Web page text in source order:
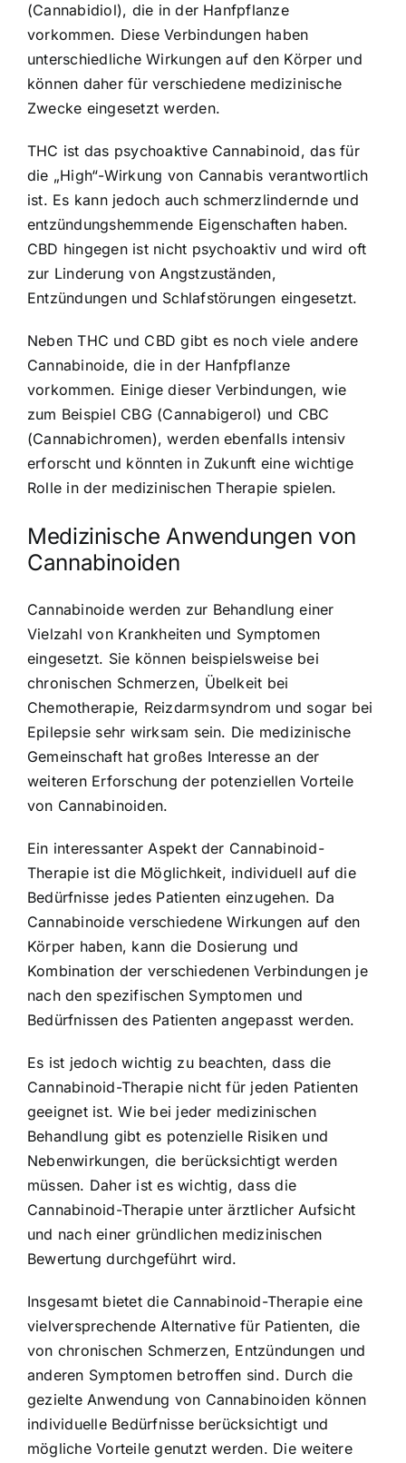
(Cannabidiol), die in der Hanfpflanze
vorkommen. Diese Verbindungen haben
unterschiedliche Wirkungen auf den Körper und
können daher für verschiedene medizinische
Zwecke eingesetzt werden.
THC ist das psychoaktive Cannabinoid, das für
die „High“-Wirkung von Cannabis verantwortlich
ist. Es kann jedoch auch schmerzlindernde und
entzündungshemmende Eigenschaften haben.
CBD hingegen ist nicht psychoaktiv und wird oft
zur Linderung von Angstzuständen,
Entzündungen und Schlafstörungen eingesetzt.
Neben THC und CBD gibt es noch viele andere
Cannabinoide, die in der Hanfpflanze
vorkommen. Einige dieser Verbindungen, wie
zum Beispiel CBG (Cannabigerol) und CBC
(Cannabichromen), werden ebenfalls intensiv
erforscht und könnten in Zukunft eine wichtige
Rolle in der medizinischen Therapie spielen.
Medizinische Anwendungen von
Cannabinoiden
Cannabinoide werden zur Behandlung einer
Vielzahl von Krankheiten und Symptomen
eingesetzt. Sie können beispielsweise bei
chronischen Schmerzen, Übelkeit bei
Chemotherapie, Reizdarmsyndrom und sogar bei
Epilepsie sehr wirksam sein. Die medizinische
Gemeinschaft hat großes Interesse an der
weiteren Erforschung der potenziellen Vorteile
von Cannabinoiden.
Ein interessanter Aspekt der Cannabinoid-
Therapie ist die Möglichkeit, individuell auf die
Bedürfnisse jedes Patienten einzugehen. Da
Cannabinoide verschiedene Wirkungen auf den
Körper haben, kann die Dosierung und
Kombination der verschiedenen Verbindungen je
nach den spezifischen Symptomen und
Bedürfnissen des Patienten angepasst werden.
Es ist jedoch wichtig zu beachten, dass die
Cannabinoid-Therapie nicht für jeden Patienten
geeignet ist. Wie bei jeder medizinischen
Behandlung gibt es potenzielle Risiken und
Nebenwirkungen, die berücksichtigt werden
müssen. Daher ist es wichtig, dass die
Cannabinoid-Therapie unter ärztlicher Aufsicht
und nach einer gründlichen medizinischen
Bewertung durchgeführt wird.
Insgesamt bietet die Cannabinoid-Therapie eine
vielversprechende Alternative für Patienten, die
von chronischen Schmerzen, Entzündungen und
anderen Symptomen betroffen sind. Durch die
gezielte Anwendung von Cannabinoiden können
individuelle Bedürfnisse berücksichtigt und
mögliche Vorteile genutzt werden. Die weitere